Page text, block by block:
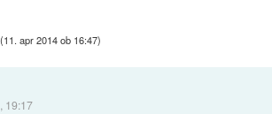
(11. apr 2014 ob 16:47)
19:17